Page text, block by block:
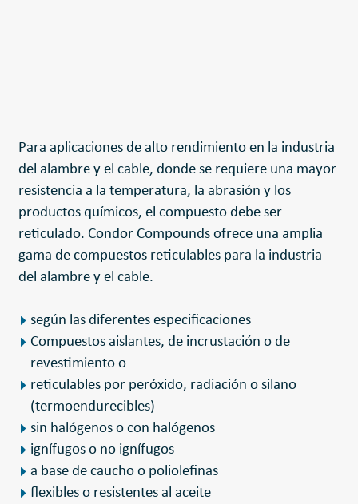
Para aplicaciones de alto rendimiento en la industria
del alambre y el cable, donde se requiere una mayor
resistencia a la temperatura, la abrasión y los
productos químicos, el compuesto debe ser
reticulado. Condor Compounds ofrece una amplia
gama de compuestos reticulables para la industria
del alambre y el cable.
según las diferentes especificaciones
Compuestos aislantes, de incrustación o de
revestimiento o
reticulables por peróxido, radiación o silano
(termoendurecibles)
sin halógenos o con halógenos
ignífugos o no ignífugos
a base de caucho o poliolefinas
flexibles o resistentes al aceite